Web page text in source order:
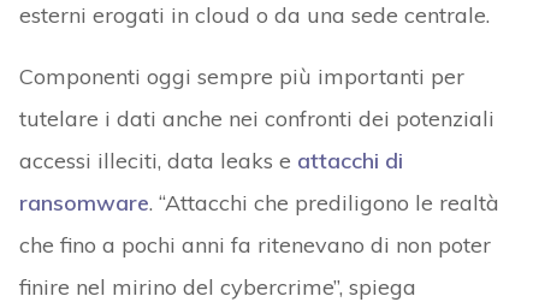
esterni erogati in cloud o da una sede centrale.
Componenti oggi sempre più importanti per
tutelare i dati anche nei confronti dei potenziali
accessi illeciti, data leaks e attacchi di
ransomware. “Attacchi che prediligono le realtà
che fino a pochi anni fa ritenevano di non poter
finire nel mirino del cybercrime”, spiega